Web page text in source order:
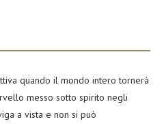
quando il mondo intero tornerà
messo sotto spirito negli
a vista e non si può